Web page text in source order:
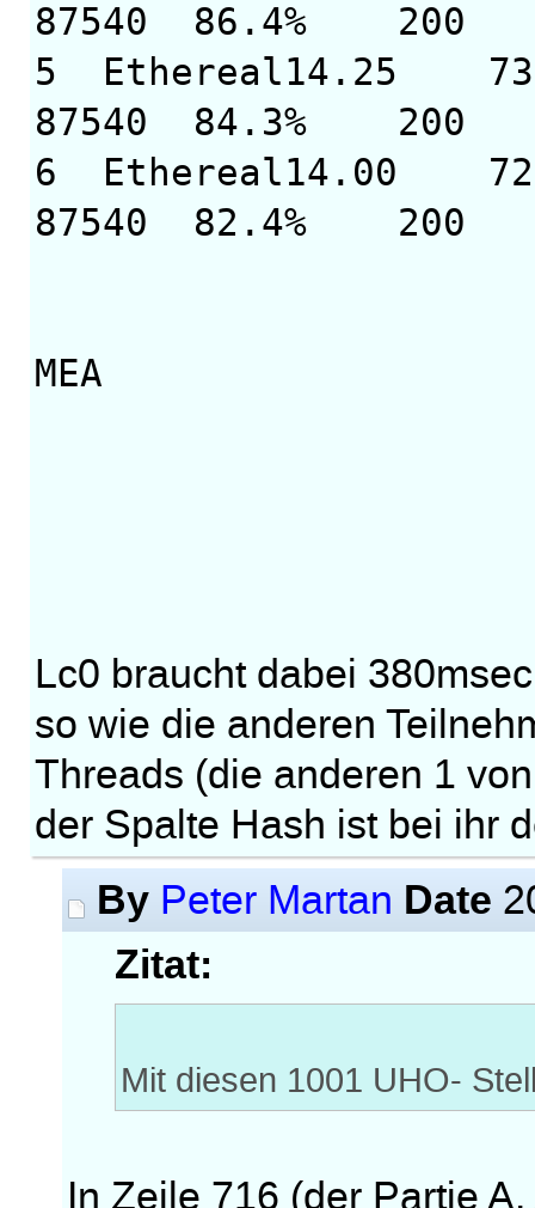
87540 86.4%
5 Ethereal14.25
87540 84.3%
6 Ethereal14.00
87540 82.4%
MEA
Lc0 braucht dabei
so wie die anderen
Threads (die anderen 1
der Spalte Hash ist bei ihr
By Peter Martan Date
Zitat:
Mit diesen 1001 UHO-
In Zeile 716 (der Partie